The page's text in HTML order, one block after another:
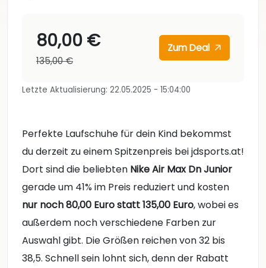
80,00 €
135,00 €
Zum Deal
Letzte Aktualisierung: 22.05.2025 - 15:04:00
Perfekte Laufschuhe für dein Kind bekommst
du derzeit zu einem Spitzenpreis bei jdsports.at!
Dort sind die beliebten Nike Air Max Dn Junior
gerade um 41% im Preis reduziert und kosten
nur noch 80,00 Euro statt 135,00 Euro, wobei es
außerdem noch verschiedene Farben zur
Auswahl gibt. Die Größen reichen von 32 bis
38,5. Schnell sein lohnt sich, denn der Rabatt